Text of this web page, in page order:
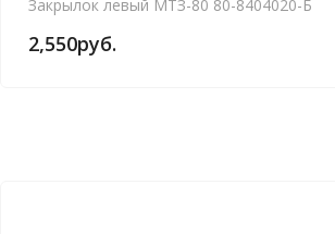
Закрылок левый МТЗ-80 80-8404020-Б
2,550руб.